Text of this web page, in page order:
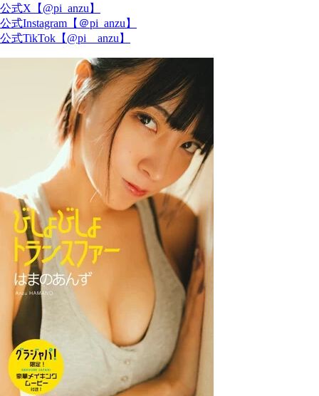
公式X【 @pi_anzu 】
公式Instagram【＠pi_anzu】
公式TikTok【@pi__anzu】